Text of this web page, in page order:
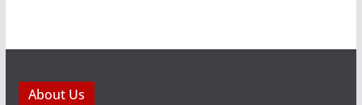
About Us